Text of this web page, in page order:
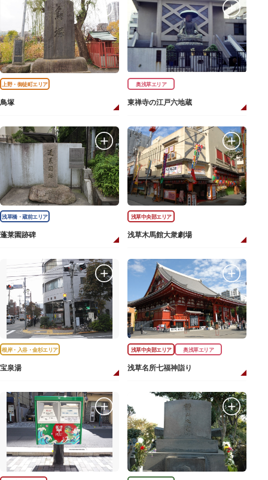
上野・御徒町エリア
鳥塚
奥浅草エリア
東禅寺の江戸六地蔵
浅草橋・蔵前エリア
蓬莱園跡碑
浅草中央部エリア
浅草木馬館大衆劇場
根岸・入谷・金杉エリア
宝泉湯
浅草中央部エリア 奥浅草エリア
浅草名所七福神詣り